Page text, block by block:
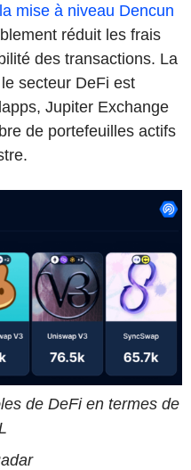
la mise à niveau Dencun
réduit les frais
des transactions. La
secteur DeFi est
Jupiter Exchange
de portefeuilles actifs
de DeFi en termes de